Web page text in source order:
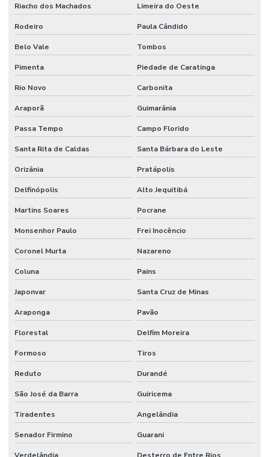
Riacho dos Machados Limeira do Oeste
Rodeiro Paula Cândido
Belo Vale Tombos
Pimenta Piedade de Caratinga
Rio Novo Carbonita
Araporã Guimarânia
Passa Tempo Campo Florido
Santa Rita de Caldas Santa Bárbara do Leste
Orizânia Pratápolis
Delfinópolis Alto Jequitibá
Martins Soares Pocrane
Monsenhor Paulo Frei Inocêncio
Coronel Murta Nazareno
Coluna Pains
Japonvar Santa Cruz de Minas
Araponga Pavão
Florestal Delfim Moreira
Formoso Tiros
Reduto Durandé
São José da Barra Guiricema
Tiradentes Angelândia
Senador Firmino Guarani
Verdelândia Desterro de Entre Rios